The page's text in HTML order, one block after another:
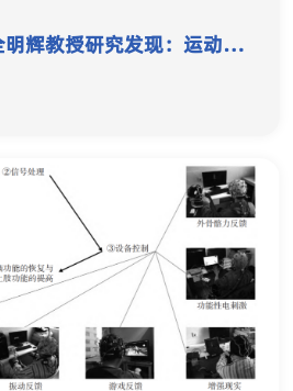
辉教授研究发现：运动干